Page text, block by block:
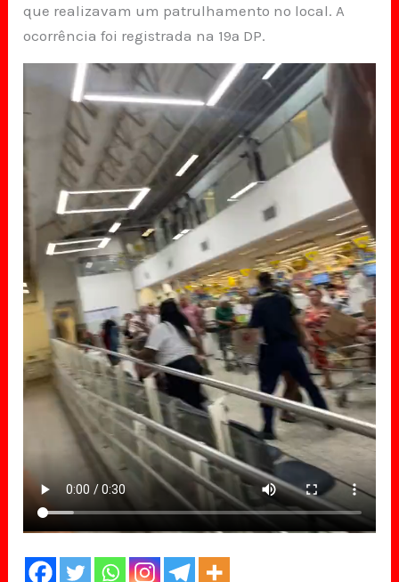
que realizavam um patrulhamento no local. A
ocorrência foi registrada na 19ª DP.